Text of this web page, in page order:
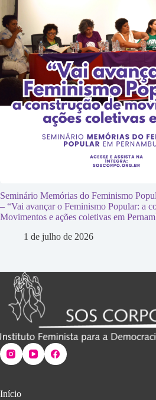
Seminário Memórias do Feminismo
– “Vai avançar o Feminismo Popular: a
Movimentos e ações coletivas em
1 de julho de 2026
Início